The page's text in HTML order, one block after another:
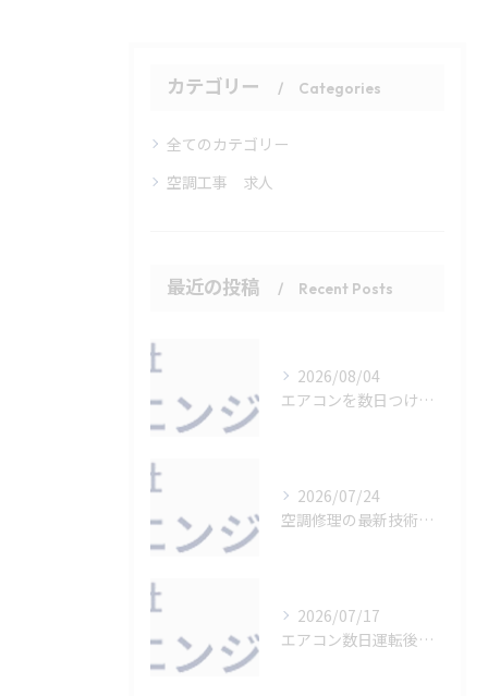
カテゴリー Categories
全てのカテゴリー
空調工事 求人
最近の投稿 Recent Posts
2026/08/04
エアコンを数日つけっぱなしにする効率的な使い方
2026/07/24
空調修理の最新技術と現場活用法
2026/07/17
エアコン数日運転後の正しいメンテ方法